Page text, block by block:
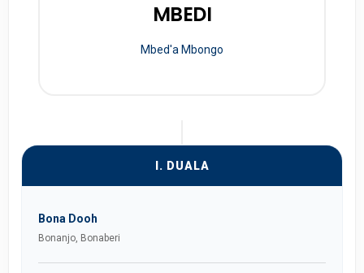
MBEDI
Mbed'a Mbongo
I. DUALA
Bona Dooh
Bonanjo, Bonaberi